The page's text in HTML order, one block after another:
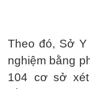
Theo đó, Sở
nghiệm bằng
104 cơ sở xét